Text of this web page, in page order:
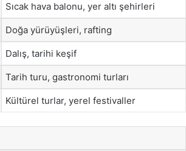
Sıcak hava balonu, yer altı şehirleri
Doğa yürüyüşleri, rafting
Dalış, tarihi keşif
Tarih turu, gastronomi turları
Kültürel turlar, yerel festivaller